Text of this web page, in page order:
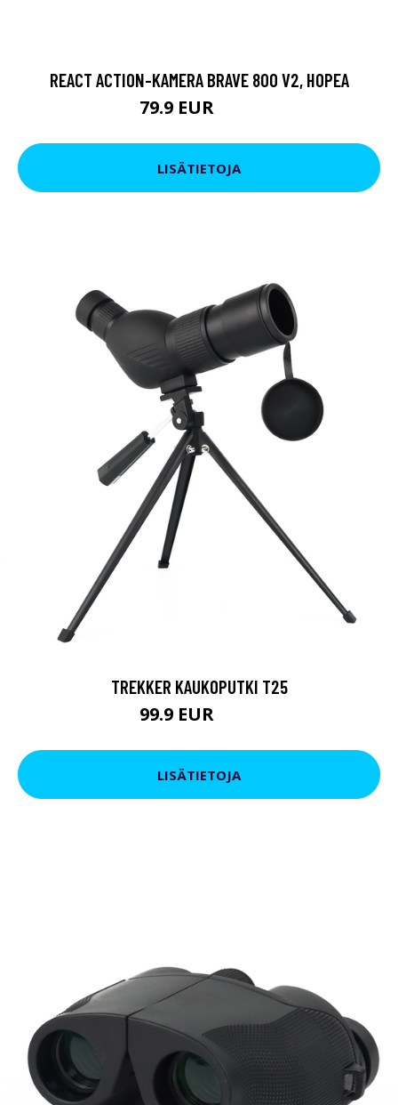
REACT ACTION-KAMERA BRAVE 800 V2, HOPEA
79.9 EUR
LISÄTIETOJA
TREKKER KAUKOPUTKI T25
99.9 EUR
LISÄTIETOJA